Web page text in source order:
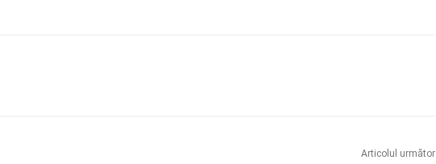
Articolul următor